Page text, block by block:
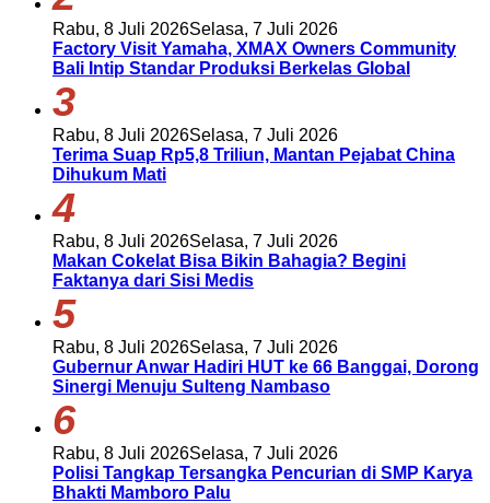
Rabu, 8 Juli 2026Selasa, 7 Juli 2026
Factory Visit Yamaha, XMAX Owners Community
Bali Intip Standar Produksi Berkelas Global
3
Rabu, 8 Juli 2026Selasa, 7 Juli 2026
Terima Suap Rp5,8 Triliun, Mantan Pejabat China
Dihukum Mati
4
Rabu, 8 Juli 2026Selasa, 7 Juli 2026
Makan Cokelat Bisa Bikin Bahagia? Begini
Faktanya dari Sisi Medis
5
Rabu, 8 Juli 2026Selasa, 7 Juli 2026
Gubernur Anwar Hadiri HUT ke 66 Banggai, Dorong
Sinergi Menuju Sulteng Nambaso
6
Rabu, 8 Juli 2026Selasa, 7 Juli 2026
Polisi Tangkap Tersangka Pencurian di SMP Karya
Bhakti Mamboro Palu